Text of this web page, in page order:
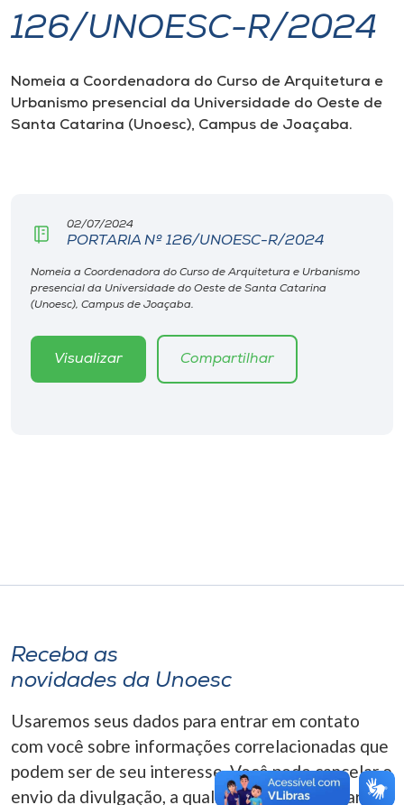
I.nova
Diplomados
Editora
Rádio
o idioma
A-
126/UNOESC-R/2024
Nomeia a Coordenadora do Curso de Arquitetura e
Urbanismo presencial da Universidade do Oeste de
Santa Catarina (Unoesc), Campus de Joaçaba.
02/07/2024
PORTARIA Nº 126/UNOESC-R/2024
Nomeia a Coordenadora do Curso de Arquitetura e Urbanismo
presencial da Universidade do Oeste de Santa Catarina
(Unoesc), Campus de Joaçaba.
Visualizar Compartilhar
Receba as
novidades da Unoesc
Usaremos seus dados para entrar em contato
com você sobre informações correlacionadas que
podem ser de seu interesse. Você pode cancelar o
envio da divulgação, a qualquer momento. Para